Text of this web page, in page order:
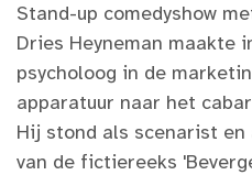
Stand-up comedyshow
Dries Heyneman maakte
psycholoog in de
apparatuur naar het
Hij stond als scenarist en
van de fictiereeks